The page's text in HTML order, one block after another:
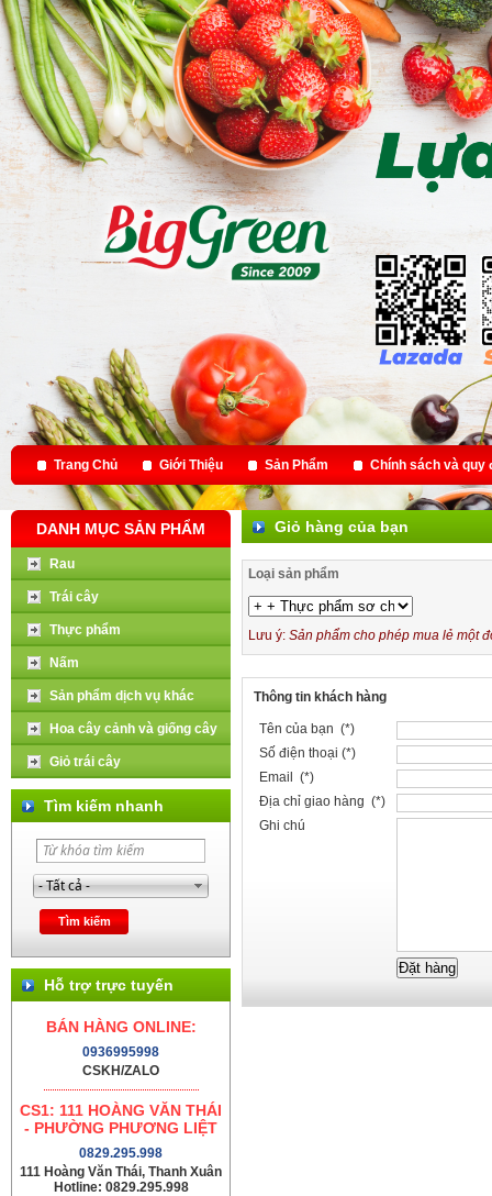
Trang Chủ Giới Thiệu Sản Phẩm Chính sách và quy
DANH MỤC SẢN PHẨM
Rau
Trái cây
Thực phẩm
Nấm
Sản phẩm dịch vụ khác
Hoa cây cảnh và giống cây
Giỏ trái cây
Tìm kiếm nhanh
Hỗ trợ trực tuyến
BÁN HÀNG ONLINE:
0936995998
CSKH/ZALO
CS1: 111 HOÀNG VĂN THÁI
- PHƯỜNG PHƯƠNG LIỆT
0829.295.998
111 Hoàng Văn Thái, Thanh Xuân
Hotline: 0829.295.998
Giỏ hàng của bạn
Loại sản phẩm
Lưu ý: Sản phẩm cho phép mua lẻ một
Thông tin khách hàng
Tên của bạn (*)
Số điện thoại (*)
Email (*)
Địa chỉ giao hàng (*)
Ghi chú